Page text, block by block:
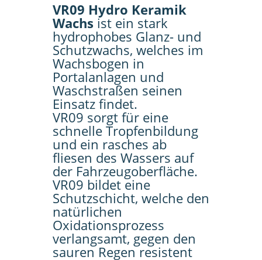
VR09 Hydro Keramik
Wachs ist ein stark
hydrophobes Glanz- und
Schutzwachs, welches im
Wachsbogen in
Portalanlagen und
Waschstraßen seinen
Einsatz findet.
VR09 sorgt für eine
schnelle Tropfenbildung
und ein rasches ab
fliesen des Wassers auf
der Fahrzeugoberfläche.
VR09 bildet eine
Schutzschicht, welche den
natürlichen
Oxidationsprozess
verlangsamt, gegen den
sauren Regen resistent